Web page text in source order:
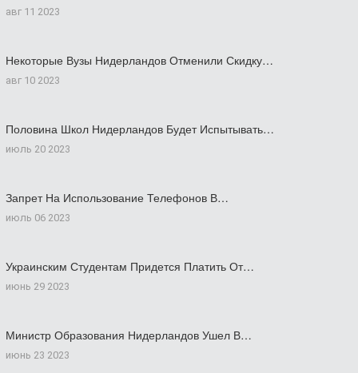
авг 11 2023
Некоторые Вузы Нидерландов Отменили Скидку…
авг 10 2023
Половина Школ Нидерландов Будет Испытывать…
июль 20 2023
Запрет На Использование Телефонов В…
июль 06 2023
Украинским Студентам Придется Платить От…
июнь 29 2023
Министр Образования Нидерландов Ушел В…
июнь 23 2023